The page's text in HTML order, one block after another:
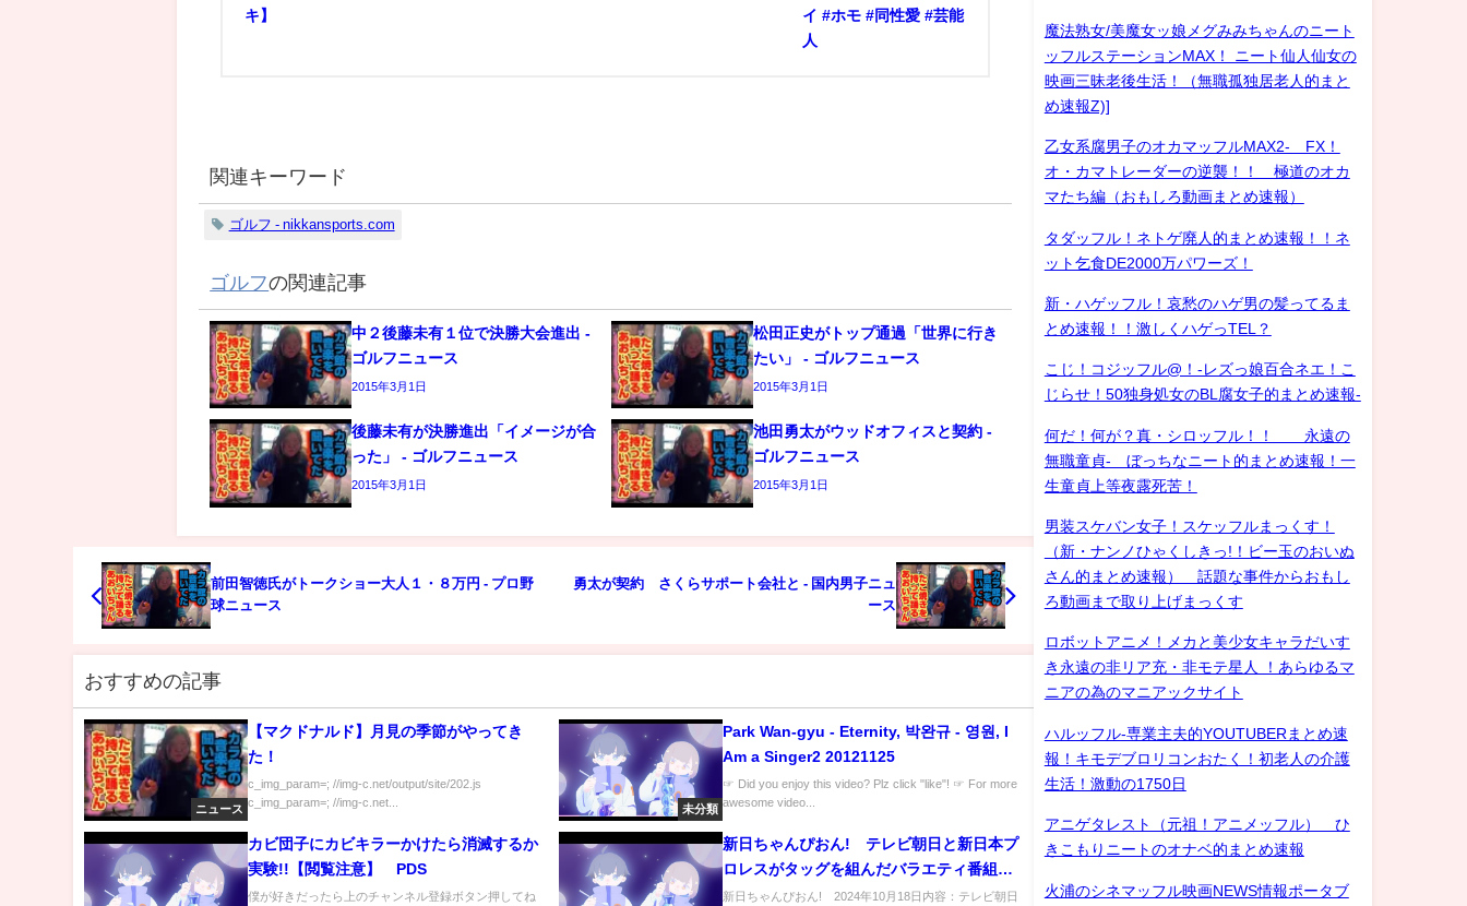
キ】
イ #ホモ #同性愛 #芸能
人
関連キーワード
ゴルフ - nikkansports.com
ゴルフの関連記事
中２後藤未有１位で決勝大会進出 -
ゴルフニュース
2015年3月1日
松田正史がトップ通過「世界に行き
たい」 - ゴルフニュース
2015年3月1日
後藤未有が決勝進出「イメージが合
った」 - ゴルフニュース
2015年3月1日
池田勇太がウッドオフィスと契約 -
ゴルフニュース
2015年3月1日
前田智徳氏がトークショー大人１・８万円 - プロ野
球ニュース
勇太が契約 さくらサポート会社と - 国内男子ニュ
ース
おすすめの記事
ニュース
【マクドナルド】月見の季節がやってき
た！
c_img_param=; //img-c.net/output/site/202.js
c_img_param=; //img-c.net...
未分類
Park Wan-gyu - Eternity, 박완규 - 영원, I
Am a Singer2 20121125
☞ Did you enjoy this video? Plz click "like"! ☞ For more
awesome video...
カビ団子にカビキラーかけたら消滅するか
実験!!【閲覧注意】 PDS
僕が好きだったら上のチャンネル登録ボタン押してね
新日ちゃんぴおん! テレビ朝日と新日本プ
ロレスがタッグを組んだバラエティ番組
10月18日
新日ちゃんぴおん! 2024年10月18日内容：テレビ朝日
魔法熟女/美魔女ッ娘メグみみちゃんのニート
ッフルステーションMAX！ ニート仙人仙女の
映画三昧老後生活！（無職孤独居老人的まと
め速報Z)]
乙女系腐男子のオカマッフルMAX2- FX！
オ・カマトレーダーの逆襲！！ 極道のオカ
マたち編（おもしろ動画まとめ速報）
タダッフル！ネトゲ廃人的まとめ速報！！ネ
ット乞食DE2000万パワーズ！
新・ハゲッフル！哀愁のハゲ男の髪ってるま
とめ速報！！激しくハゲっTEL？
こじ！コジッフル@！-レズっ娘百合ネエ！こ
じらせ！50独身処女のBL腐女子的まとめ速報-
何だ！何が？真・シロッフル！！ 永遠の
無職童貞- ぼっちなニート的まとめ速報！一
生童貞上等夜露死苦！
男装スケバン女子！スケッフルまっくす！
（新・ナンノひゃくしきっ!！ビー玉のおいぬ
さん的まとめ速報） 話題な事件からおもし
ろ動画まで取り上げまっくす
ロボットアニメ！メカと美少女キャラだいす
き永遠の非リア充・非モテ星人 ！あらゆるマ
ニアの為のマニアックサイト
ハルッフル-専業主夫的YOUTUBERまとめ速
報！キモデブロリコンおたく！初老人の介護
生活！激動の1750日
アニゲタレスト（元祖！アニメッフル） ひ
きこもりニートのオナベ的まとめ速報
火浦のシネマッフル映画NEWS情報ポータブ